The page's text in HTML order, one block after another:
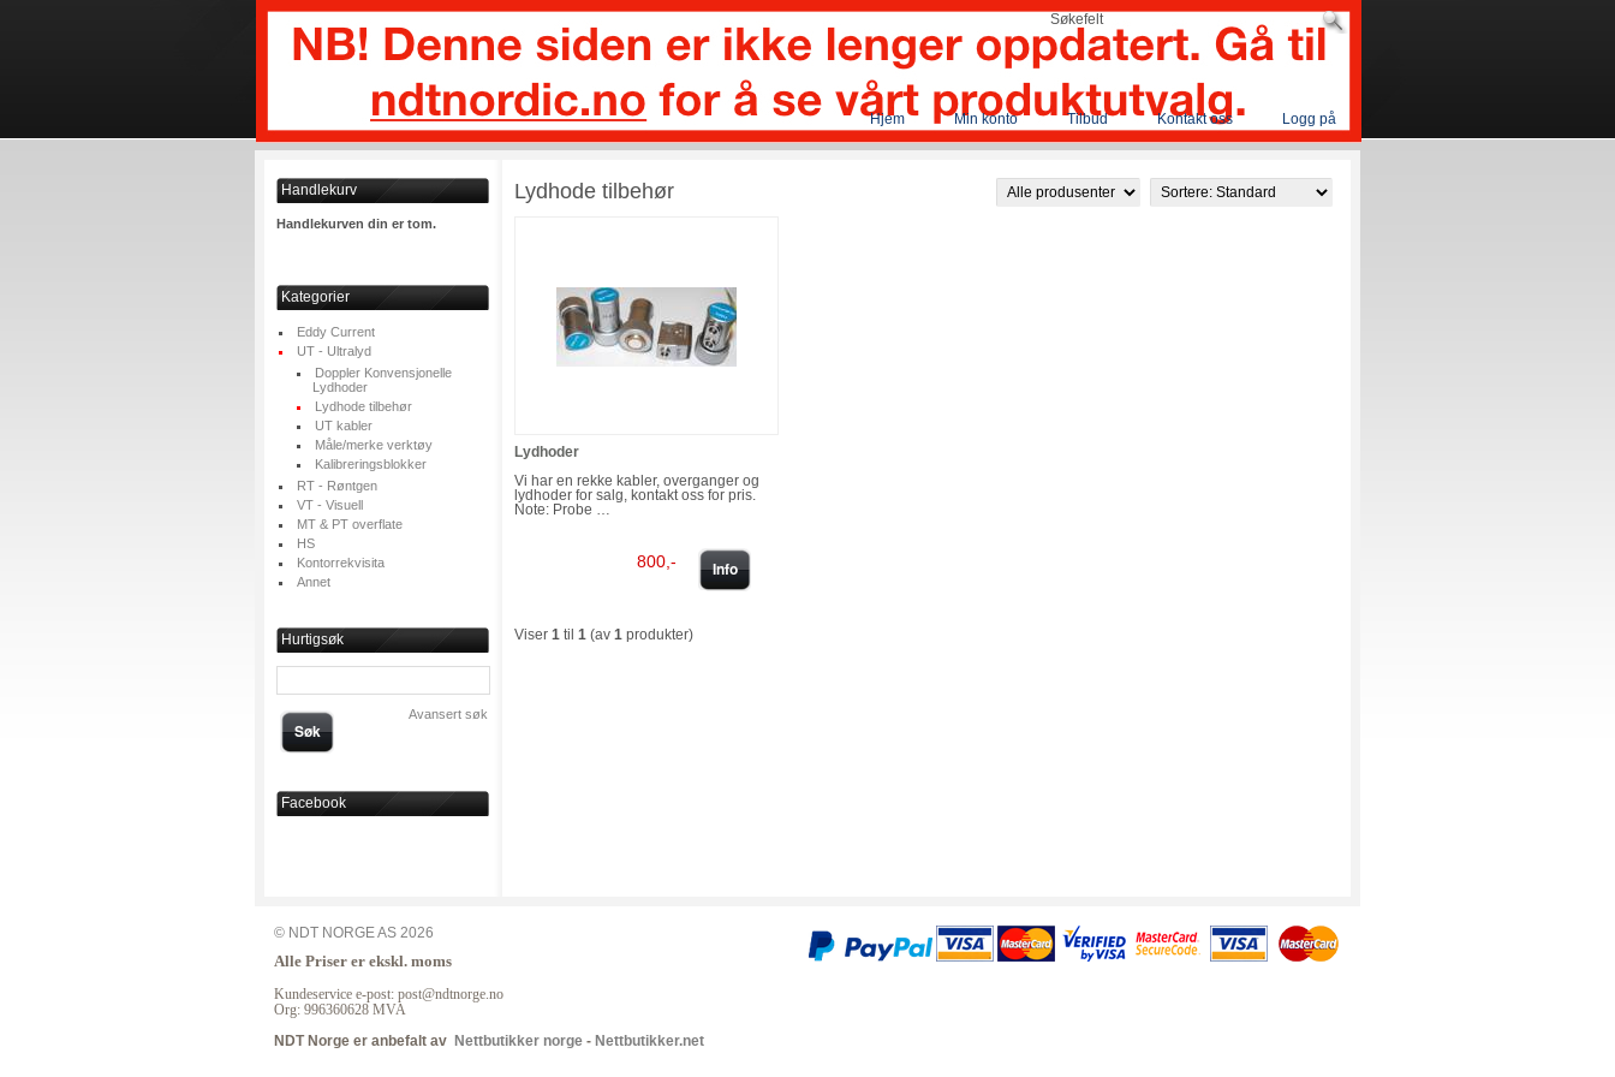
Hjem Min konto Tilbud Kontakt oss Logg på
Handlekurv
Handlekurven din er tom.
Kategorier
Eddy Current
UT - Ultralyd
Doppler Konvensjonelle
Lydhoder
Lydhode tilbehør
UT kabler
Måle/merke verktøy
Kalibreringsblokker
RT - Røntgen
VT - Visuell
MT & PT overflate
HS
Kontorrekvisita
Annet
Hurtigsøk
Avansert søk
Søk
Facebook
Lydhode tilbehør
Lydhoder
Vi har en rekke kabler, overganger og
lydhoder for salg, kontakt oss for pris.
Note: Probe …
800,- Info
Viser 1 til 1 (av 1 produkter)
© NDT NORGE AS 2026
Alle Priser er ekskl. moms
Kundeservice e-post: post@ndtnorge.no
Org: 996360628 MVA
NDT Norge er anbefalt av Nettbutikker norge - Nettbutikker.net